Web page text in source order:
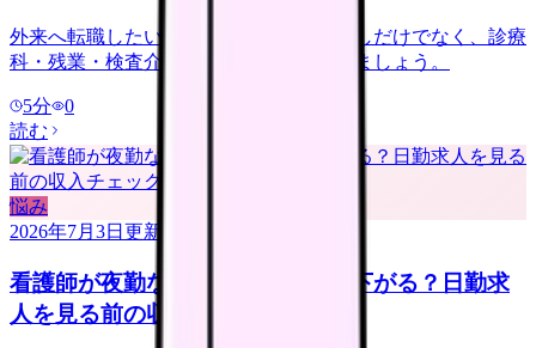
外来へ転職したい看護師さんへ。夜勤なしだけでなく、診療
科・残業・検査介助・土曜勤務を確認しましょう。
5分
0
読む
悩み
2026年7月3日 更新
看護師が夜勤なしにすると給料は下がる？日勤求
人を見る前の収入チェック